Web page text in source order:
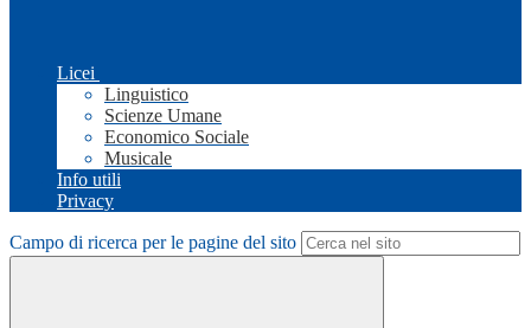
Licei
Linguistico
Scienze Umane
Economico Sociale
Musicale
Info utili
Privacy
Campo di ricerca per le pagine del sito